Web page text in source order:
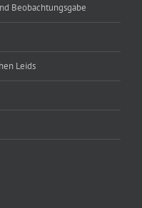
Beobachtungsgabe
Leids